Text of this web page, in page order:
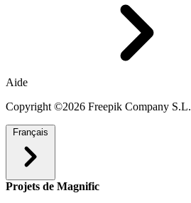
Aide
Copyright ©2026 Freepik Company
Français
Projets de Magnific